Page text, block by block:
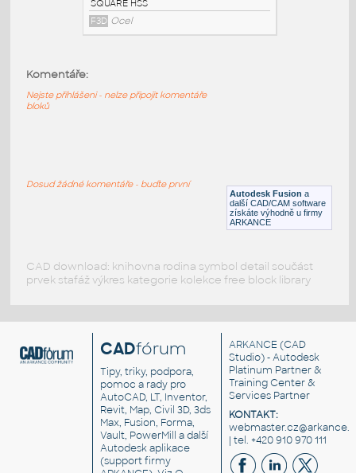
F3D Ocel
F3D Ocel
Autodesk Fusion a
další CAD/CAM software
získáte výhodně u firmy
ARKANCE
Komentáře:
Nejste přihlášeni - nelze připojit komentáře
bloků
Dosud žádné komentáře - buďte první
CAD download: knihovna rodina symbol detail součást
prvek stafáž výkres kategorie kolekce free block library
CADfórum
Tipy, triky, podpora,
pomoc a rady pro
AutoCAD, LT, Inventor,
Revit, Map, Civil 3D, 3ds
Max, Fusion, Forma,
Vault, PowerMill a další
Autodesk aplikace
(support firmy
ARKANCE (CAD
Studio) - Autodesk
Platinum Partner &
Training Center &
Services Partner
KONTAKT:
| tel. +420 910 970 111